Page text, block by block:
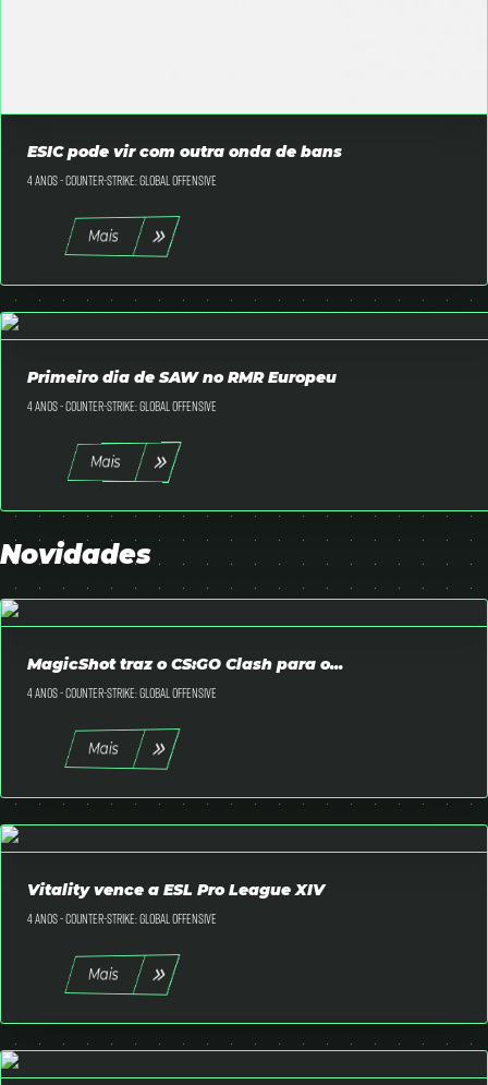
ESIC pode vir com outra onda de bans
4 anos -Counter-Strike: Global Offensive
Mais
Primeiro dia de SAW no RMR Europeu
4 anos -Counter-Strike: Global Offensive
Mais
Novidades
MagicShot traz o CS:GO Clash para o...
4 anos -Counter-Strike: Global Offensive
Mais
Vitality vence a ESL Pro League XIV
4 anos -Counter-Strike: Global Offensive
Mais